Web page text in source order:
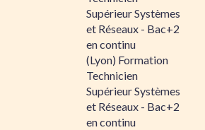
Supérieur Systèmes
et Réseaux - Bac+2
en continu
(Lyon) Formation
Technicien
Supérieur Systèmes
et Réseaux - Bac+2
en continu